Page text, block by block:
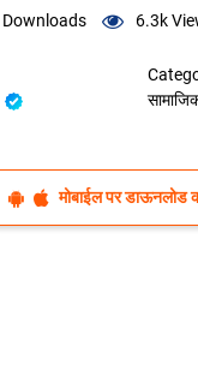
Downloads 6.3k
मोबाईल पर डाऊनलोड